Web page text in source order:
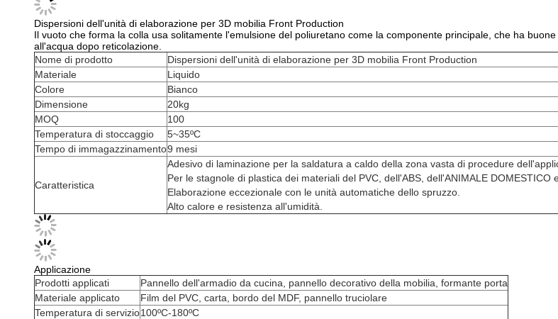
Dispersioni dell'unità di elaborazione per 3D mobilia Front Production
Il vuoto che forma la colla usa solitamente l'emulsione del poliuretano come la componente principale, che ha
all'acqua dopo reticolazione.
Nome di prodotto
Dispersioni dell'unità di elaborazione per 3D mobilia Front Production
Materiale
Liquido
Colore
Bianco
Dimensione
20kg
MOQ
100
Temperatura di stoccaggio
5~35ºC
Tempo di immagazzinamento9 mesi
Caratteristica
Adesivo di laminazione per la saldatura a caldo della zona vasta di procedure
Per le stagnole di plastica dei materiali del PVC, dell'ABS, dell'ANIMALE DOMESTICO
Elaborazione eccezionale con le unità automatiche dello spruzzo.
Alto calore e resistenza all'umidità.
Applicazione
Prodotti applicati
Pannello dell'armadio da cucina, pannello decorativo della mobilia, formante porta
Materiale applicato
Film del PVC, carta, bordo del MDF, pannello truciolare
Temperatura di servizio100ºC-180ºC